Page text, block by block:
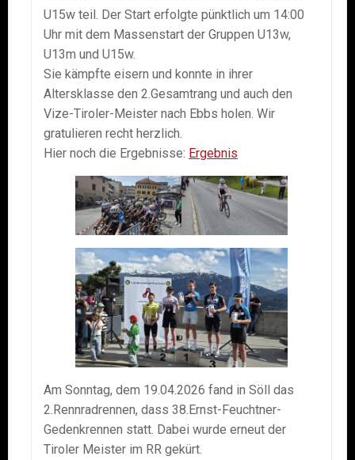
U15w teil. Der Start erfolgte pünktlich um 14:00
Uhr mit dem Massenstart der Gruppen U13w,
U13m und U15w.
Sie kämpfte eisern und konnte in ihrer
Altersklasse den 2.Gesamtrang und auch den
Vize-Tiroler-Meister nach Ebbs holen. Wir
gratulieren recht herzlich.
Hier noch die Ergebnisse: Ergebnis
Am Sonntag, dem 19.04.2026 fand in Söll das
2.Rennradrennen, dass 38.Ernst-Feuchtner-
Gedenkrennen statt. Dabei wurde erneut der
Tiroler Meister im RR gekürt.